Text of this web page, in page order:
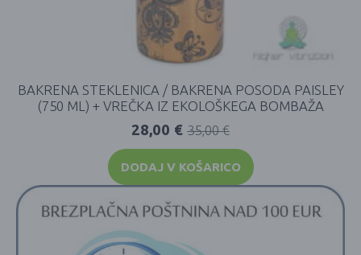
BAKRENA STEKLENICA / BAKRENA POSODA PAISLEY
(750 ML) + VREČKA IZ EKOLOŠKEGA BOMBAŽA
35,00€
28,00 €
DODAJ V KOŠARICO